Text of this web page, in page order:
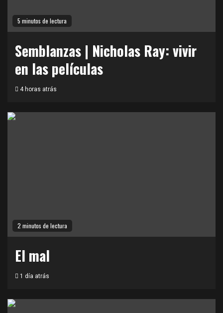
5 minutos de lectura
Semblanzas | Nicholas Ray: vivir
en las películas
4 horas atrás
2 minutos de lectura
El mal
1 día atrás